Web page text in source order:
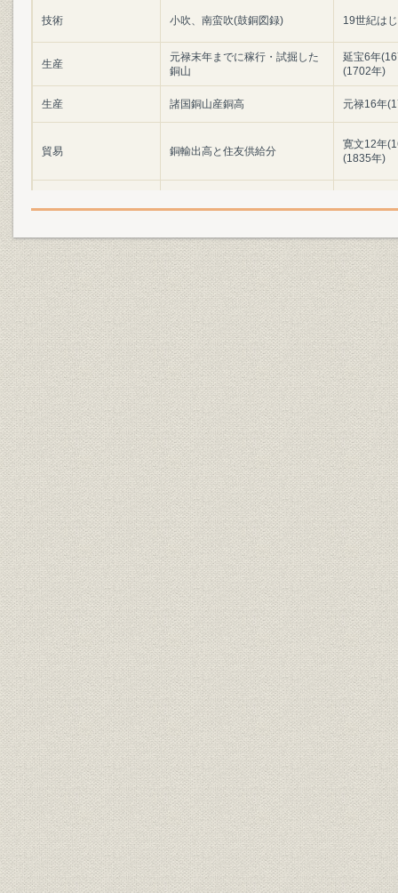
技術 小吹、南蛮吹(鼓銅図録) 19世紀は
生産
元禄末年までに稼行・試掘した
銅山
延宝6年
(1702年)
生産 諸国銅山産銅高 元禄16年
貿易 銅輸出高と住友供給分
寛文12年
(1835年)
設備 銅座の跡碑 [元禄14年
設備 浅草店の清水家門札 [延享3年
経営 対談取極証文 [文化2年
事業所 別子銅山周辺図(開坑期) [宝永7年
製造工程 別子銅山の製錬工程 [享保年間
生産 炭焼の図(日本山海名物図絵) [宝暦2~3
資産;資源 伊予幕領の林野 [享保6年
租税 山稼ぎに関わる小物成 [江戸時代]
生産 開坑期の炭竈数
元禄4年
(1696年
従業員 稼人数の変化
宝暦11年
(1865年)
災害
主な災害による炭・用材等の損
失
元禄7年
年)
生産;資源 別子銅山附の主な山林 [宝永7年
生産;資源 別子銅山附御林
元禄15年
(1787年)
生産;資源 立川銅山附諸村の御林 宝永2~3年
生産 土佐の炭山 [貞享元年